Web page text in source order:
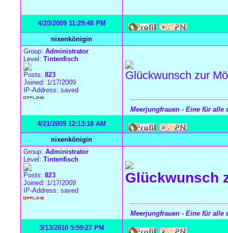
4/20/2009 11:29:48 PM
nixenkönigin
Group: Administrator
Level: Tintenfisch
Posts: 823
Joined: 1/17/2009
IP-Address: saved
Glückwunsch zur
Meerjungfrauen - Eine für alle
4/21/2009 12:13:18 AM
nixenkönigin
Group: Administrator
Level: Tintenfisch
Posts: 823
Joined: 1/17/2009
IP-Address: saved
Glückwunsch
Meerjungfrauen - Eine für alle
3/13/2010 5:59:27 PM